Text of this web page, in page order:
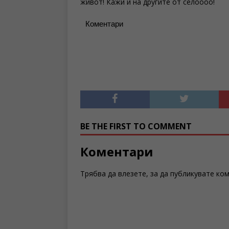
Коментари
BE THE FIRST TO COMMENT
Коментари
Трябва да влезете, за да публикувате